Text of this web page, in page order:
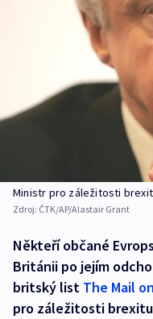
Ministr pro záležitosti
Zdroj: ČTK/AP/Alastair Grant
Někteří občané
Británii po jejím
britský list The Mail
pro záležitosti brexitu